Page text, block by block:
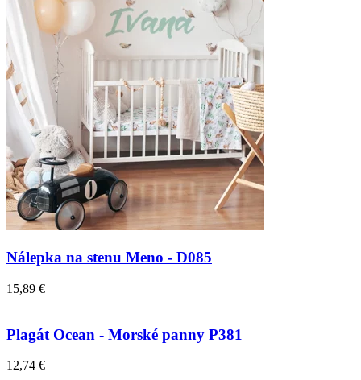
Nálepka na stenu Meno - D085
15,89 €
Plagát Ocean - Morské panny P381
12,74 €